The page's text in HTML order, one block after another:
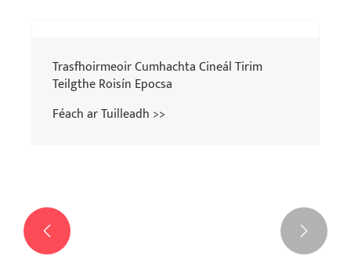
Trasfhoirmeoir Cumhachta Cineál Tirim
Teilgthe Roisín Epocsa
Féach ar Tuilleadh >>
 